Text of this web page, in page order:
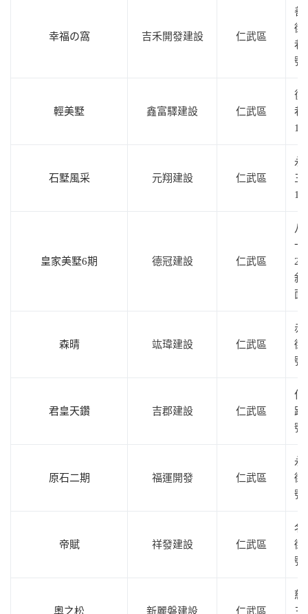
幸福の窩 吉禾開發建設 仁武區
善
街
巷
號
輕美墅 鑫富驛建設 仁武區
後
巷
19
石墅風采 元翔建設 仁武區
永
三
皇家美墅6期 德冠建設 仁武區
八
一
斜
面
森晴 竑瑋建設 仁武區
赤
街
號
君皇天鑽 吉郡建設 仁武區
仁
路
號
原石二期 福運開發 仁武區
永
街
號
帝賦 祥發建設 仁武區
名
街
號
奧之松 新麗磐建設 仁武區
慈
三